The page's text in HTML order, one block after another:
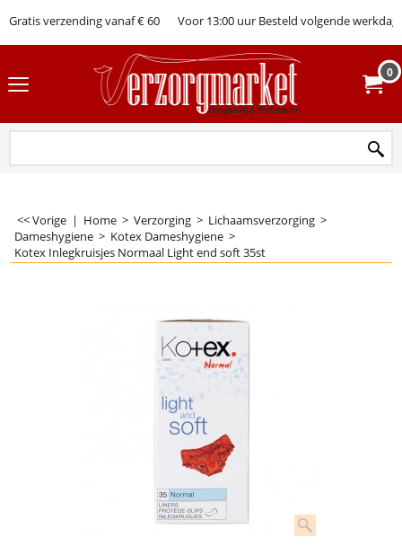
Gratis verzending vanaf € 60 Voor 13:00 uur Besteld volgende werkdag
0
<< Vorige | Home > Verzorging > Lichaamsverzorging >
Dameshygiene > Kotex Dameshygiene >
Kotex Inlegkruisjes Normaal Light end soft 35st